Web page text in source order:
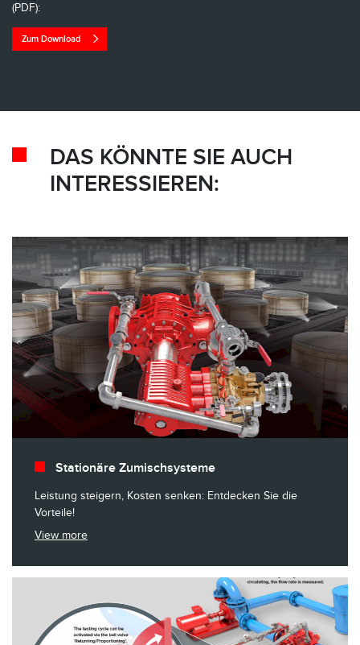
(PDF):
Zum Download
DAS KÖNNTE SIE AUCH
INTERESSIEREN:
Stationäre Zumischsysteme
Leistung steigern, Kosten senken: Entdecken Sie die
Vorteile!
View more